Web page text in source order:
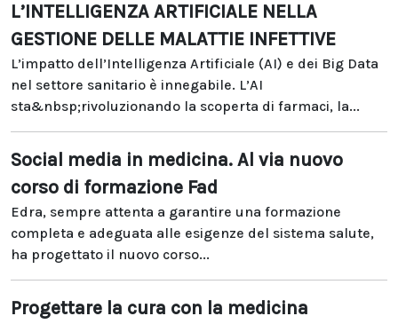
L’INTELLIGENZA ARTIFICIALE NELLA
GESTIONE DELLE MALATTIE INFETTIVE
L’impatto dell’Intelligenza Artificiale (AI) e dei Big Data
nel settore sanitario è innegabile. L’AI
sta&nbsp;rivoluzionando la scoperta di farmaci, la...
Social media in medicina. Al via nuovo
corso di formazione Fad
Edra, sempre attenta a garantire una formazione
completa e adeguata alle esigenze del sistema salute,
ha progettato il nuovo corso...
Progettare la cura con la medicina